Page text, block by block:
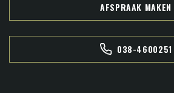
AFSPRAAK MAKEN
038-4600251